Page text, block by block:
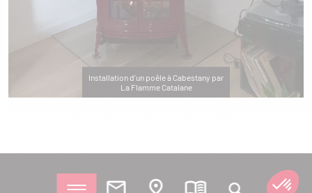
Installation d'un poêle à Cabestany par
La Flamme Catalane